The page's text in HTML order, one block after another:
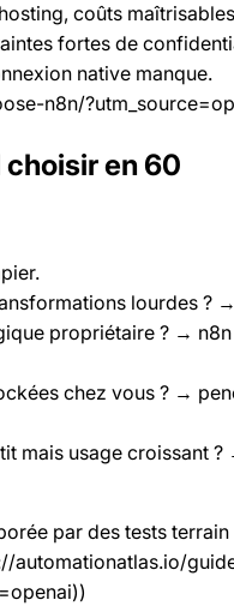
coûts
fortes de
native manque.
n8n/
en 60
lourdes ?
propriétaire ? →
chez vous ? →
mais usage croissant
par des tests terrain
automationatlas.io/